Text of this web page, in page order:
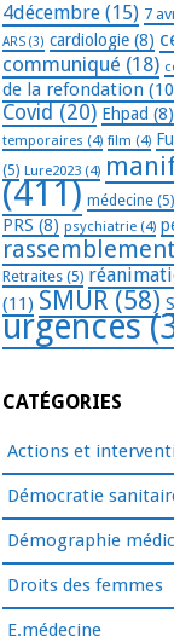
4décembre (15) 7
ARS (3) cardiologie (8)
communiqué (18)
de la refondation
Covid (20) Ehpad (8)
temporaires (4) film (4)
(5) Lure2023 (4)
(411) médecine (5)
PRS (8) psychiatrie (4)
rassemblement
Retraites (5)
(11) SMUR (58)
urgences
CATÉGORIES
Actions et
Démocratie
Démographie
Droits des femmes
E.médecine